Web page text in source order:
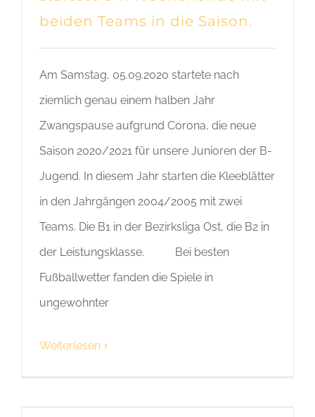
beiden Teams in die Saison.
Am Samstag, 05.09.2020 startete nach
ziemlich genau einem halben Jahr
Zwangspause aufgrund Corona, die neue
Saison 2020/2021 für unsere Junioren der B-
Jugend. In diesem Jahr starten die Kleeblätter
in den Jahrgängen 2004/2005 mit zwei
Teams. Die B1 in der Bezirksliga Ost, die B2 in
der Leistungsklasse. Bei besten
Fußballwetter fanden die Spiele in
ungewohnter
Weiterlesen